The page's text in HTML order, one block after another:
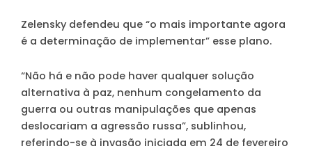
Zelensky defendeu que “o mais importante agora
é a determinação de implementar” esse plano.
“Não há e não pode haver qualquer solução
alternativa à paz, nenhum congelamento da
guerra ou outras manipulações que apenas
deslocariam a agressão russa”, sublinhou,
referindo-se à invasão iniciada em 24 de fevereiro